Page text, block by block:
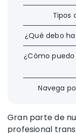
Tipos
¿Qué debo
¿Cómo
Navega
Gran parte de
profesional